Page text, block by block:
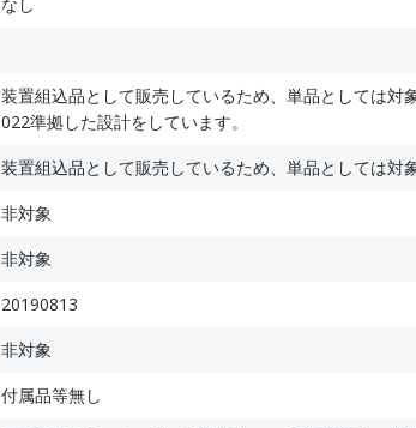
装置組込品として販売しているため、単品としては対
022準拠した設計をしています。
装置組込品として販売しているため、単品としては対
非対象
非対象
20190813
非対象
付属品等無し